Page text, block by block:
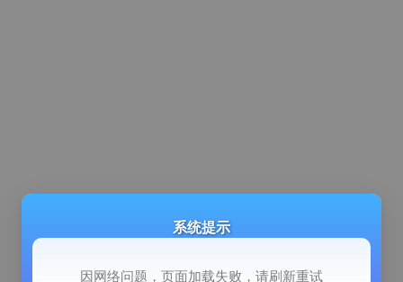
系统提示
因网络问题，页面加载失败，请刷新重试